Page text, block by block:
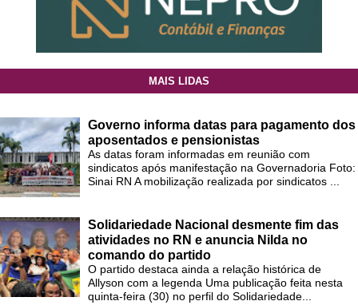
MAIS LIDAS
Governo informa datas para pagamento dos
aposentados e pensionistas
As datas foram informadas em reunião com
sindicatos após manifestação na Governadoria Foto:
Sinai RN A mobilização realizada por sindicatos ...
Solidariedade Nacional desmente fim das
atividades no RN e anuncia Nilda no
comando do partido
O partido destaca ainda a relação histórica de
Allyson com a legenda Uma publicação feita nesta
quinta-feira (30) no perfil do Solidariedade...